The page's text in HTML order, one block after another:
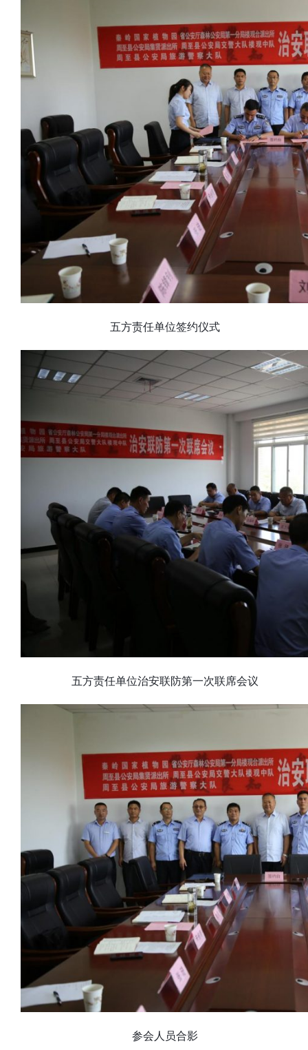
五方责任单位签约仪式
五方责任单位治安联防第一次联席会议
参会人员合影